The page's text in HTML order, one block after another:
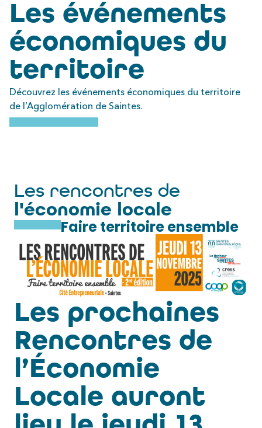
Les événements
économiques du
territoire
Découvrez les événements économiques du territoire
de l’Agglomération de Saintes.
Les rencontres de
l'économie locale
Faire territoire ensemble
Les prochaines
Rencontres de
l’Économie
Locale auront